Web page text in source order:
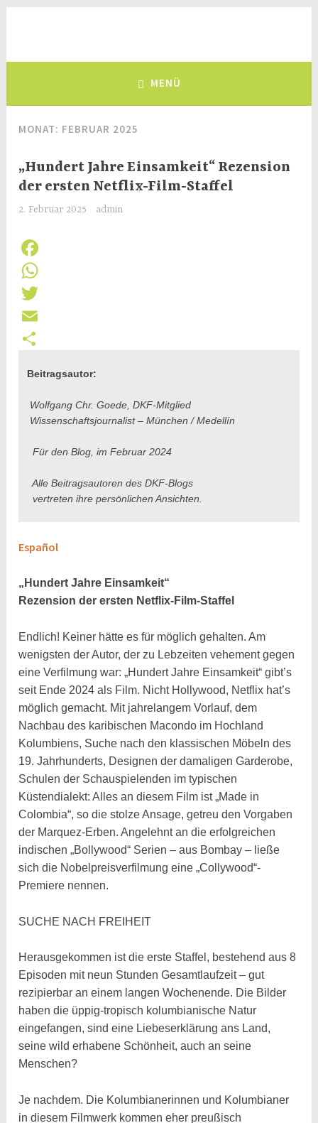
MENÜ
MONAT: FEBRUAR 2025
„Hundert Jahre Einsamkeit“ Rezension
der ersten Netflix-Film-Staffel
2. Februar 2025 admin
F
a
c
e
W
h
a
T
w
E
Beitragsautor:
Wolfgang Chr. Goede, DKF-Mitglied
Wissenschaftsjournalist – München / Medellín
Für den Blog, im Februar 2024
Alle Beitragsautoren des DKF-Blogs
vertreten ihre persönlichen Ansichten.
Español
„Hundert Jahre Einsamkeit“
Rezension der ersten Netflix-Film-Staffel
Endlich! Keiner hätte es für möglich gehalten. Am
wenigsten der Autor, der zu Lebzeiten vehement gegen
eine Verfilmung war: „Hundert Jahre Einsamkeit“ gibt’s
seit Ende 2024 als Film. Nicht Hollywood, Netflix hat’s
möglich gemacht. Mit jahrelangem Vorlauf, dem
Nachbau des karibischen Macondo im Hochland
Kolumbiens, Suche nach den klassischen Möbeln des
19. Jahrhunderts, Designen der damaligen Garderobe,
Schulen der Schauspielenden im typischen
Küstendialekt: Alles an diesem Film ist „Made in
Colombia“, so die stolze Ansage, getreu den Vorgaben
der Marquez-Erben. Angelehnt an die erfolgreichen
indischen „Bollywood“ Serien – aus Bombay – ließe
sich die Nobelpreisverfilmung eine „Collywood“-
Premiere nennen.
SUCHE NACH FREIHEIT
Herausgekommen ist die erste Staffel, bestehend aus 8
Episoden mit neun Stunden Gesamtlaufzeit – gut
rezipierbar an einem langen Wochenende. Die Bilder
haben die üppig-tropisch kolumbianische Natur
eingefangen, sind eine Liebeserklärung ans Land,
seine wild erhabene Schönheit, auch an seine
Menschen?
Je nachdem. Die Kolumbianerinnen und Kolumbianer
in diesem Filmwerk kommen eher preußisch